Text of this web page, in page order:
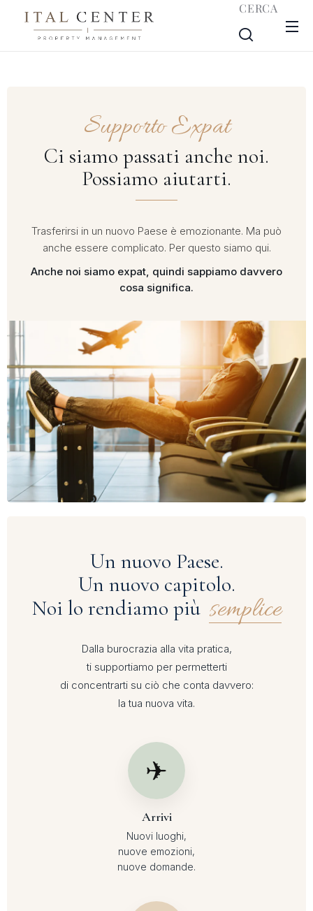
CERCA
Supporto Expat
Ci siamo passati anche noi.
Possiamo aiutarti.
Trasferirsi in un nuovo Paese è emozionante. Ma può
anche essere complicato. Per questo siamo qui.
Anche noi siamo expat, quindi sappiamo davvero
cosa significa.
Un nuovo Paese.
Un nuovo capitolo.
Noi lo rendiamo più semplice
Dalla burocrazia alla vita pratica,
ti supportiamo per permetterti
di concentrarti su ciò che conta davvero:
la tua nuova vita.
✈
Arrivi
Nuovi luoghi,
nuove emozioni,
nuove domande.